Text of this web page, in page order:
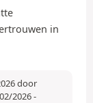
in
door
2026-